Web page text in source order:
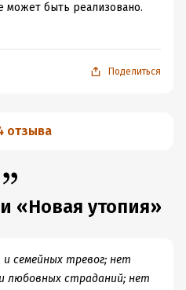
может быть реализовано.
Поделиться
отзыва
«Новая утопия»
семейных тревог; нет
любовных страданий; нет